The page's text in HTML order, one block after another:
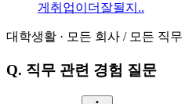
게취업이더잘될지..
대학생활 · 모든 회사 / 모든 직무
Q. 직무 관련 경험 질문